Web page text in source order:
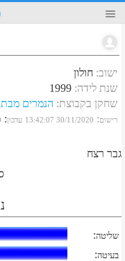
ישוב: חולון
שנת לידה:
1999
שחקן בקבוצת: הנמרים מבת
רישום:
30/11/2020 13:42:07 עדכון:
גבר רצח
שליטה:
בעיטה: